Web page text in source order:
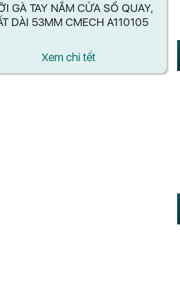
GÀ TAY NẮM CỬA SỔ QUAY,
DÀI 53MM CMECH A110105
Xem chi tết